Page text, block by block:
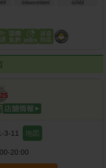
3-11 地図
20:00